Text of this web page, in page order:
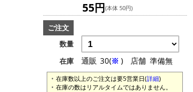
55円(本体 50円)
ご注文
数量
在庫
通販 30(※ ) 店舗 準備無
在庫数以上のご注文は要5営業日(詳細)
在庫の数はリアルタイムではありません。